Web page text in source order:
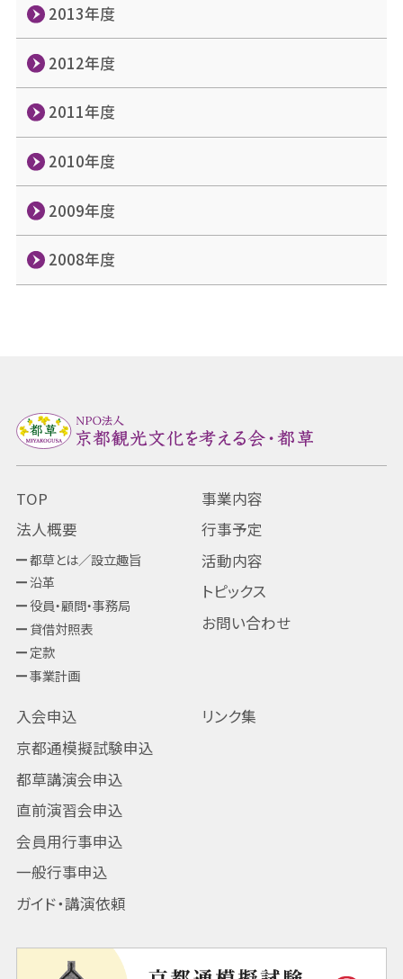
2013年度
2012年度
2011年度
2010年度
2009年度
2008年度
TOP
法人概要
都草とは／設立趣旨
沿革
役員・顧問・事務局
貸借対照表
定款
事業計画
事業内容
行事予定
活動内容
トピックス
お問い合わせ
入会申込
京都通模擬試験申込
都草講演会申込
直前演習会申込
会員用行事申込
一般行事申込
ガイド・講演依頼
リンク集